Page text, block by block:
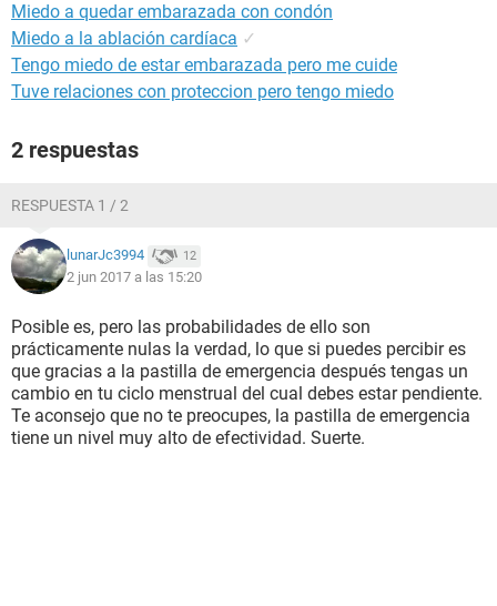
Miedo a quedar embarazada con condón
Miedo a la ablación cardíaca ✓
Tengo miedo de estar embarazada pero me cuide
Tuve relaciones con proteccion pero tengo miedo
2 respuestas
RESPUESTA 1 / 2
lunarJc3994 12
2 jun 2017 a las 15:20
Posible es, pero las probabilidades de ello son
prácticamente nulas la verdad, lo que si puedes percibir es
que gracias a la pastilla de emergencia después tengas un
cambio en tu ciclo menstrual del cual debes estar pendiente.
Te aconsejo que no te preocupes, la pastilla de emergencia
tiene un nivel muy alto de efectividad. Suerte.